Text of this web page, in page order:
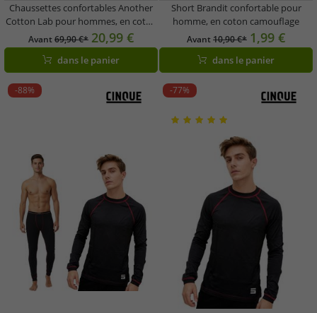
Chaussettes confortables Another
Cotton Lab pour hommes, en coton
bleu
Avant69,90 €* 20,99 €
dans le panier
Short Brandit confortable pour
homme, en coton camouflage
Avant10,90 €* 1,99 €
dans le panier
-88% -77%